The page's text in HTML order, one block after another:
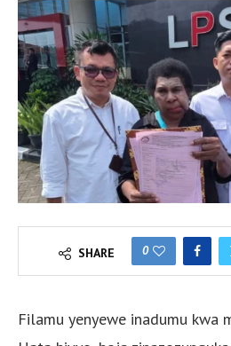
SHARE 0
Filamu yenyewe inadumu kwa